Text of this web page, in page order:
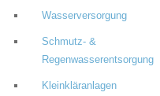
Wasserversorgung
Schmutz- &
Regenwasserentsorgung
Kleinkläranlagen